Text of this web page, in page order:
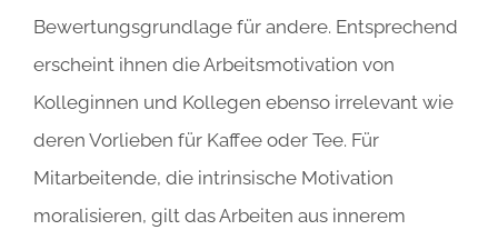
Bewertungsgrundlage für andere. Entsprechend
erscheint ihnen die Arbeitsmotivation von
Kolleginnen und Kollegen ebenso irrelevant wie
deren Vorlieben für Kaffee oder Tee. Für
Mitarbeitende, die intrinsische Motivation
moralisieren, gilt das Arbeiten aus innerem